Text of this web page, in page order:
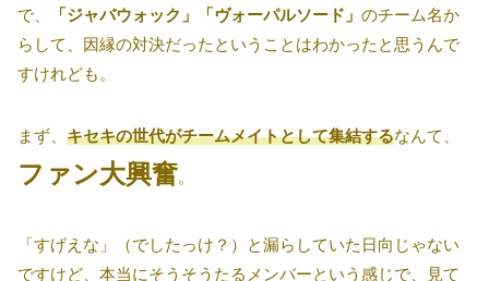
で、 「ジャバウォック」「ヴォーパルソード」 のチーム名か
らして、因縁の対決だったということはわかったと思うんで
すけれども。
まず、 キセキの世代がチームメイトとして集結するなんて、
ファン大興奮。
「すげえな」（でしたっけ？）と漏らしていた日向じゃない
ですけど、本当にそうそうたるメンバーという感じで、見て